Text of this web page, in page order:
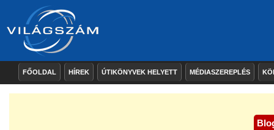
FŐOLDAL HÍREK ÚTIKÖNYVEK HELYETT MÉDIASZEREPLÉS